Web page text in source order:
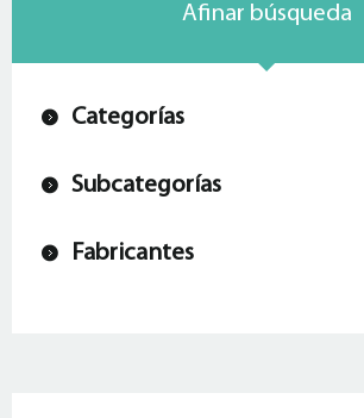
Afinar búsqueda
Categorías
Subcategorías
Fabricantes